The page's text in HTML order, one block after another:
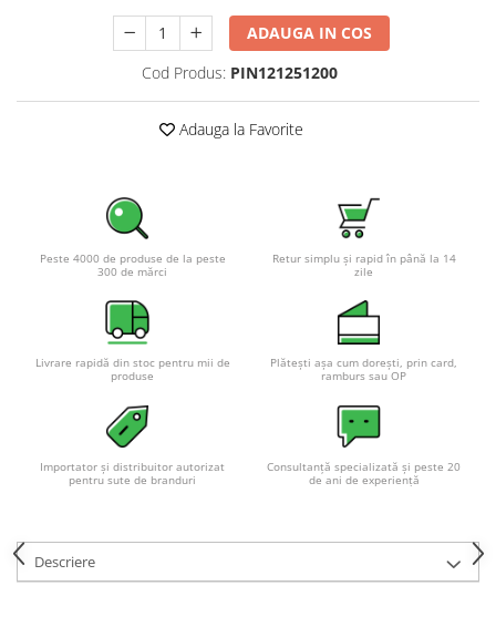
Sisteme fotovoltaice de putere
Pachete sisteme fotovoltaice
Statii de incarcare
Prize de incarcare vehicule
Accesorii
Acumulatori VRLA AGM/GEL /
Tractiune / LiFePo4
Baterii si acumulatori gel si VRLA
de 6-12 V
Acumulatori Moto, ATV
ADAUGA IN COS
Cod Produs: PIN121251200
Adauga la Favorite
Peste 4000 de produse de la peste
300 de mărci
Retur simplu și rapid în până la 14
zile
Livrare rapidă din stoc pentru mii de
produse
Plătești așa cum dorești, prin card,
ramburs sau OP
Importator și distribuitor autorizat
pentru sute de branduri
Consultanță specializată și peste 20
de ani de experiență
Descriere